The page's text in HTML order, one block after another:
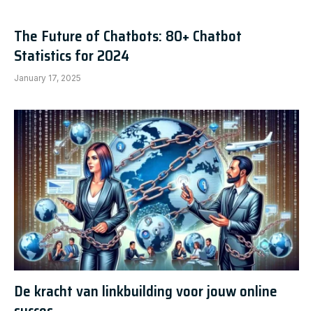
The Future of Chatbots: 80+ Chatbot
Statistics for 2024
January 17, 2025
De kracht van linkbuilding voor jouw online